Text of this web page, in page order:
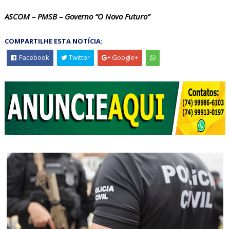
ASCOM – PMSB – Governo “O Novo Futuro”
COMPARTILHE ESTA NOTÍCIA:
Facebook
Twitter Google+